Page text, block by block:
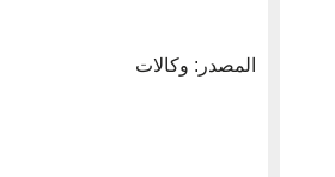
المصدر: وكالات